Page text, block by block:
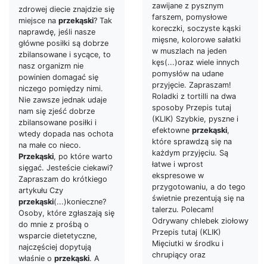
zawijane z pysznym
farszem, pomysłowe
koreczki, soczyste kąski
mięsne, kolorowe sałatki
w muszlach na jeden
kęs(...)oraz wiele innych
pomysłów na udane
przyjęcie. Zapraszam!
Roladki z tortilli na dwa
sposoby Przepis tutaj
(KLIK) Szybkie, pyszne i
efektowne przekąski,
które sprawdzą się na
każdym przyjęciu. Są
łatwe i wprost
ekspresowe w
przygotowaniu, a do tego
świetnie prezentują się na
talerzu. Polecam!
Odrywany chlebek ziołowy
Przepis tutaj (KLIK)
Mięciutki w środku i
chrupiący oraz
zdrowej diecie znajdzie się
miejsce na przekąski? Tak
naprawdę, jeśli nasze
główne posiłki są dobrze
zbilansowane i sycące, to
nasz organizm nie
powinien domagać się
niczego pomiędzy nimi.
Nie zawsze jednak udaje
nam się zjeść dobrze
zbilansowane posiłki i
wtedy dopada nas ochota
na małe co nieco.
Przekąski, po które warto
sięgać. Jesteście ciekawi?
Zapraszam do krótkiego
artykułu Czy
przekąski(...)konieczne?
Osoby, które zgłaszają się
do mnie z prośbą o
wsparcie dietetyczne,
najczęściej dopytują
właśnie o przekąski. A